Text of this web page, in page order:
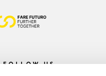
FOLLOW US